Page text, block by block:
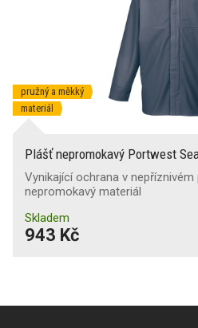
pružný a měkký
materiál
Plášť nepromokavý Portwest
Vynikající ochrana v
nepromokavý materiál
Skladem
943 Kč